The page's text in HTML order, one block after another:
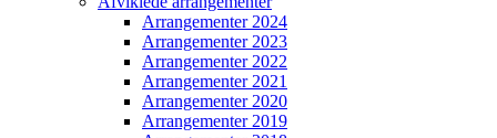
Arrangementer 2024
Arrangementer 2023
Arrangementer 2022
Arrangementer 2021
Arrangementer 2020
Arrangementer 2019